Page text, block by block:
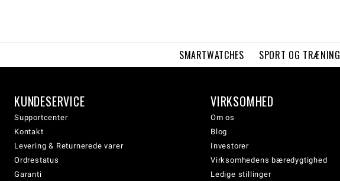
SMARTWATCHES SPORT OG TRÆNING
KUNDESERVICE
Supportcenter
Kontakt
Levering & Returnerede varer
Ordrestatus
Garanti
VIRKSOMHED
Om os
Blog
Investorer
Virksomhedens bæredygtighed
Ledige stillinger